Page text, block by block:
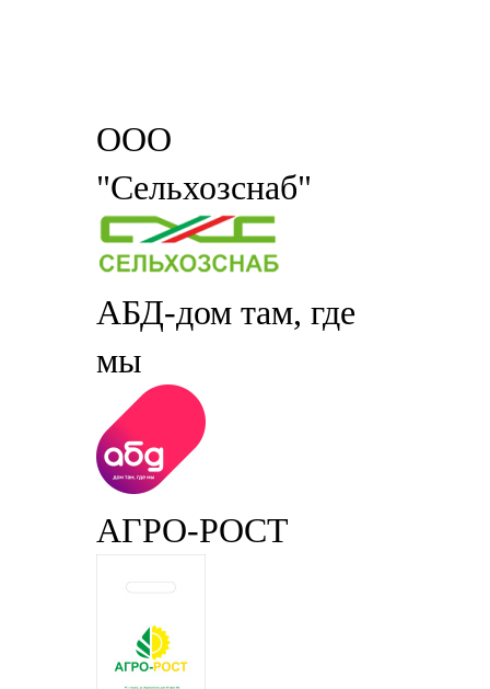
ООО
"Сельхозснаб"
АБД-дом там, где
мы
АГРО-РОСТ